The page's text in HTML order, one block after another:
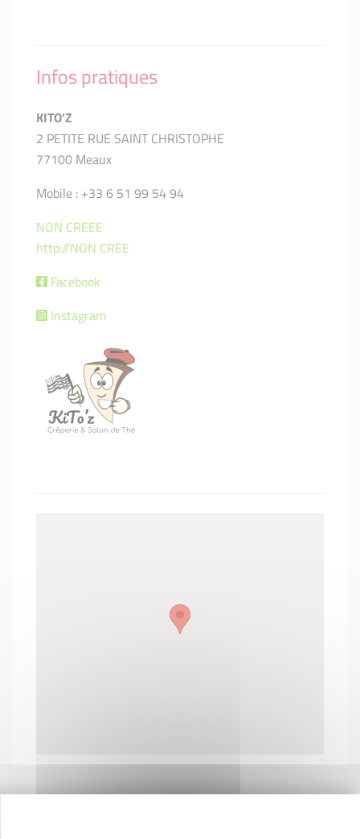
Infos pratiques
KITO'Z
2 PETITE RUE SAINT CHRISTOPHE
77100 Meaux
Mobile : +33 6 51 99 54 94
NON CREEE
http://NON CREE
Facebook
Instagram